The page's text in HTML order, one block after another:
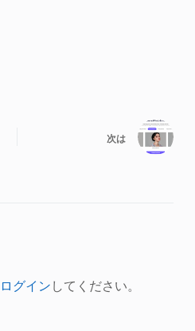
次は
ログイン してください。